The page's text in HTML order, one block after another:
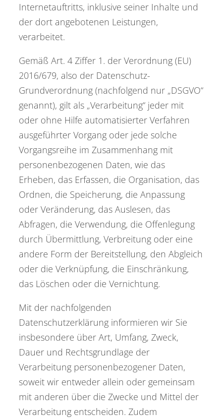
Internetauftritts, inklusive seiner Inhalte und
der dort angebotenen Leistungen,
verarbeitet.
Gemäß Art. 4 Ziffer 1. der Verordnung (EU)
2016/679, also der Datenschutz-
Grundverordnung (nachfolgend nur „DSGVO“
genannt), gilt als „Verarbeitung“ jeder mit
oder ohne Hilfe automatisierter Verfahren
ausgeführter Vorgang oder jede solche
Vorgangsreihe im Zusammenhang mit
personenbezogenen Daten, wie das
Erheben, das Erfassen, die Organisation, das
Ordnen, die Speicherung, die Anpassung
oder Veränderung, das Auslesen, das
Abfragen, die Verwendung, die Offenlegung
durch Übermittlung, Verbreitung oder eine
andere Form der Bereitstellung, den Abgleich
oder die Verknüpfung, die Einschränkung,
das Löschen oder die Vernichtung.
Mit der nachfolgenden
Datenschutzerklärung informieren wir Sie
insbesondere über Art, Umfang, Zweck,
Dauer und Rechtsgrundlage der
Verarbeitung personenbezogener Daten,
soweit wir entweder allein oder gemeinsam
mit anderen über die Zwecke und Mittel der
Verarbeitung entscheiden. Zudem